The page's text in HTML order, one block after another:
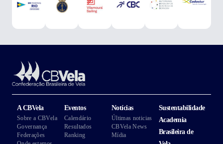
A CBVela
Sobre a CBVela
Governança
Federações
Eventos
Calendário
Resultados
Ranking
Notícias
Últimas noticias
CBVela News
Mídia
Sustentabilidade
Academia
Brasileira de